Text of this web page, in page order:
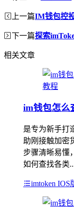
上一篇IM钱包控
下一篇探索
相关文章
im钱包怎么
是专为新手打
助刚接触加密
步骤清晰易懂
如何查找各类
imtoken IOS